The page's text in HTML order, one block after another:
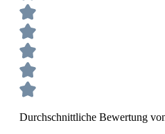
Durchschnittliche Bewertung